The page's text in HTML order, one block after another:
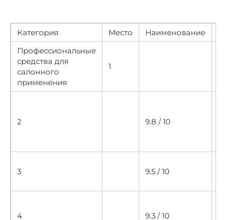
Категория Место Наименование
Профессиональные
средства для
салонного
применения
1
2 9.8 / 10
3 9.5 / 10
4 9.3 / 10